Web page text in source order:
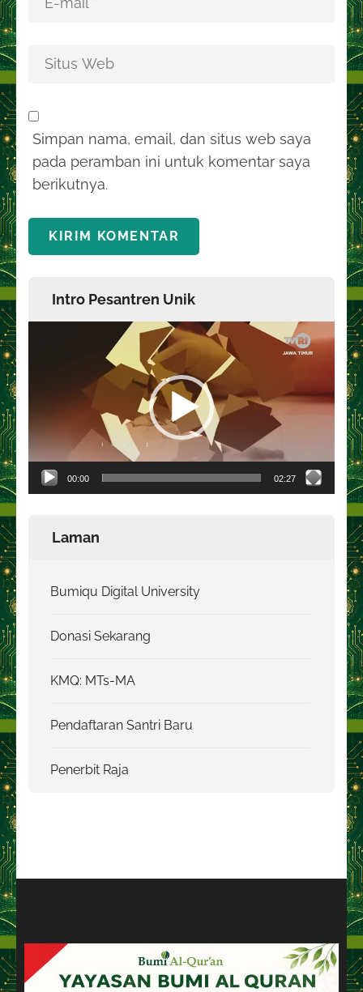
Simpan nama, email, dan situs web saya
pada peramban ini untuk komentar saya
berikutnya.
Intro Pesantren Unik
00:00 02:27
Laman
Bumiqu Digital University
Donasi Sekarang
KMQ: MTs-MA
Pendaftaran Santri Baru
Penerbit Raja